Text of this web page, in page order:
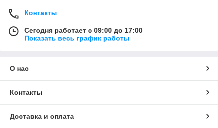
Контакты
Сегодня работает с 09:00 до 17:00
Показать весь график работы
О нас
Контакты
Доставка и оплата